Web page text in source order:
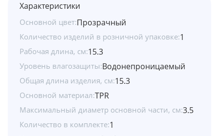
Характеристики
Основной цвет:Прозрачный
Количество изделий в розничной упаковке:1
Рабочая длина, см:15.3
Уровень влагозащиты:Водонепроницаемый
Общая длина изделия, см:15.3
Основной материал:TPR
Максимальный диаметр основной части, см:3.5
Количество в комплекте:1